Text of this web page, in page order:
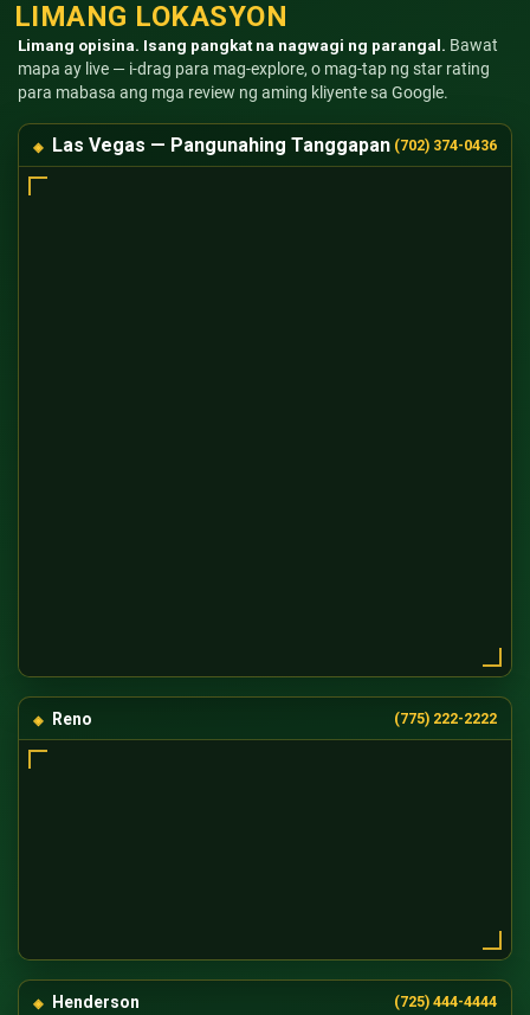
LIMANG LOKASYON
Limang opisina. Isang pangkat na nagwagi ng parangal. Bawat
mapa ay live — i-drag para mag-explore, o mag-tap ng star rating
para mabasa ang mga review ng aming kliyente sa Google.
Las Vegas — Pangunahing Tanggapan (702) 374-0436
Reno (775) 222-2222
Henderson (725) 444-4444